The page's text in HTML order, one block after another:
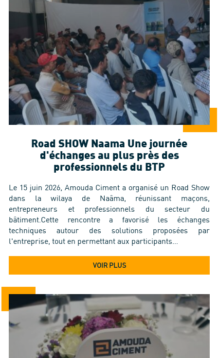
Road SHOW Naama Une journée
d'échanges au plus près des
professionnels du BTP
Le 15 juin 2026, Amouda Ciment a organisé un Road Show
dans la wilaya de Naâma, réunissant maçons,
entrepreneurs et professionnels du secteur du
bâtiment.Cette rencontre a favorisé les échanges
techniques autour des solutions proposées par
l'entreprise, tout en permettant aux participants…
VOIR PLUS